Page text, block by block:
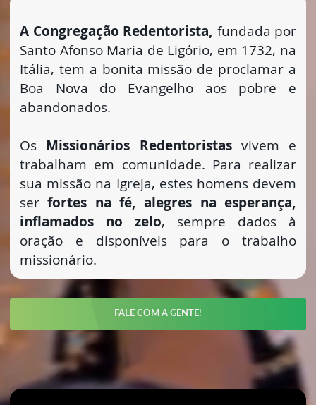
A Congregação Redentorista, fundada por
Santo Afonso Maria de Ligório, em 1732, na
Itália, tem a bonita missão de proclamar a
Boa Nova do Evangelho aos pobre e
abandonados.
Os Missionários Redentoristasvivem e
trabalham em comunidade. Para realizar
sua missão na Igreja, estes homens devem
serfortes na fé, alegres na esperança,
inflamados no zelo, sempre dados à
oração e disponíveis para o trabalho
missionário.
FALE COM A GENTE!